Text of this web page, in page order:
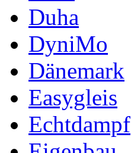
Duha
DyniMo
Dänemark
Easygleis
Echtdampf